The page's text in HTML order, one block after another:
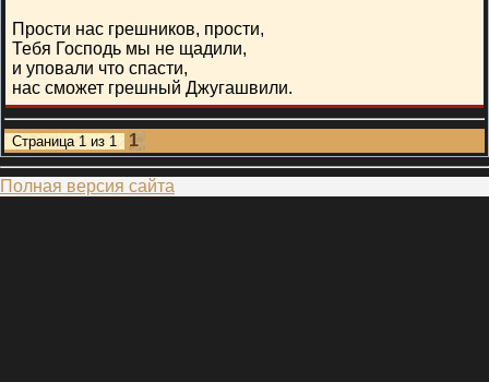
Прости нас грешников, прости,
Тебя Господь мы не щадили,
и уповали что спасти,
нас сможет грешный Джугашвили.
Страница 1 из 1 1
Полная версия сайта